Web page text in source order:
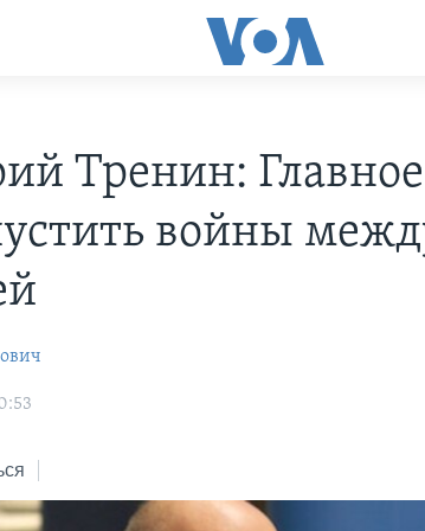
Тренин: Главное
войны